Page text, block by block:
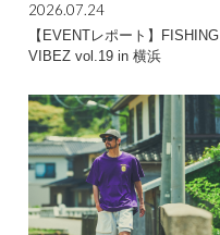
2026.07.24
【EVENTレポート】FISHING
VIBEZ vol.19 in 横浜